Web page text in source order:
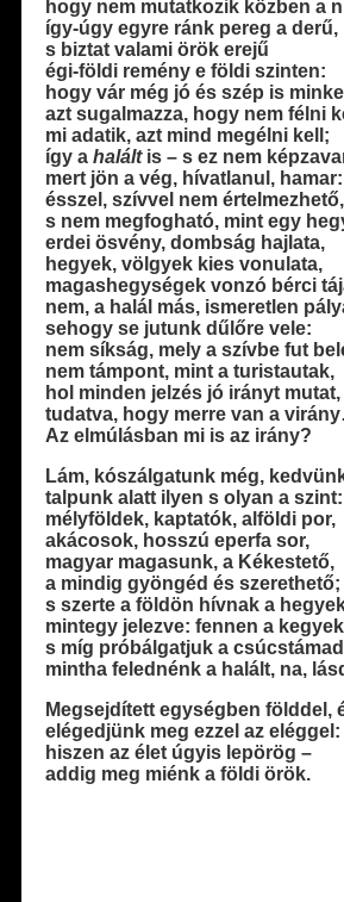
hogy nem mutatkozik közben a
így-úgy egyre ránk pereg a derű,
s biztat valami örök erejű
égi-földi remény e földi szinten:
hogy vár még jó és szép is
azt sugalmazza, hogy nem félni
mi adatik, azt mind megélni kell;
így a haláltis – s ez nem
mert jön a vég, hívatlanul, hamar:
ésszel, szívvel nem értelmezhető,
s nem megfogható, mint egy
erdei ösvény, dombság hajlata,
hegyek, völgyek kies vonulata,
magashegységek vonzó bérci
nem, a halál más, ismeretlen
sehogy se jutunk dűlőre vele:
nem síkság, mely a szívbe fut
nem támpont, mint a turistautak,
hol minden jelzés jó irányt mutat,
tudatva, hogy merre van a
Az elmúlásban mi is az irány?
Lám, kószálgatunk még,
talpunk alatt ilyen s olyan a szint:
mélyföldek, kaptatók, alföldi por,
akácosok, hosszú eperfa sor,
magyar magasunk, a Kékestető,
a mindig gyöngéd és szerethető;
s szerte a földön hívnak a
mintegy jelezve: fennen a
s míg próbálgatjuk a
mintha felednénk a halált, na,
Megsejdített egységben földdel,
elégedjünk meg ezzel az eléggel:
hiszen az élet úgyis lepörög –
addig meg miénk a földi örök.